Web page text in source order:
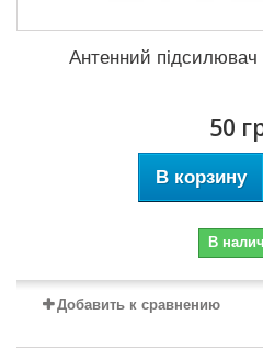
Антенний
50
В корзину
В
Добавить к сравнению